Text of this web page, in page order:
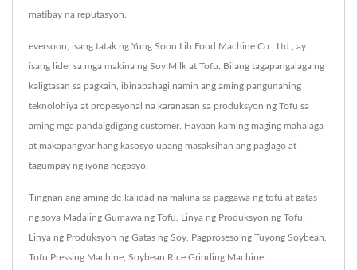
matibay na reputasyon.
eversoon, isang tatak ng Yung Soon Lih Food Machine Co., Ltd., ay
isang lider sa mga makina ng Soy Milk at Tofu. Bilang tagapangalaga ng
kaligtasan sa pagkain, ibinabahagi namin ang aming pangunahing
teknolohiya at propesyonal na karanasan sa produksyon ng Tofu sa
aming mga pandaigdigang customer. Hayaan kaming maging mahalaga
at makapangyarihang kasosyo upang masaksihan ang paglago at
tagumpay ng iyong negosyo.
Tingnan ang aming de-kalidad na makina sa paggawa ng tofu at gatas
ng soya Madaling Gumawa ng Tofu Linya ng Produksyon ng Tofu
Linya ng Produksyon ng Gatas ng Soy Pagproseso ng Tuyong Soybean
Tofu Pressing Machine Soybean Rice Grinding Machine